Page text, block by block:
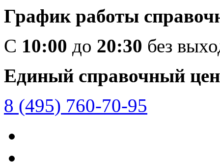
График работы
C 10:00 до 20:30 без
Единый справочный
8 (495) 760-70-95